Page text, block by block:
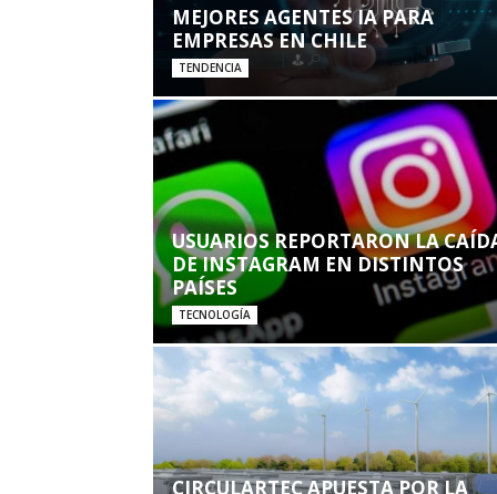
MEJORES AGENTES IA PARA
EMPRESAS EN CHILE
TENDENCIA
USUARIOS REPORTARON LA
DE INSTAGRAM EN DISTINTOS
PAÍSES
TECNOLOGÍA
CIRCULARTEC APUESTA POR LA